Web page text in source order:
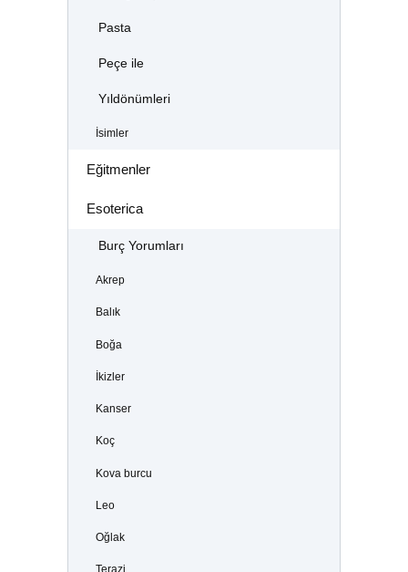
Pasta
Peçe ile
Yıldönümleri
İsimler
Eğitmenler
Esoterica
Burç Yorumları
Akrep
Balık
Boğa
İkizler
Kanser
Koç
Kova burcu
Leo
Oğlak